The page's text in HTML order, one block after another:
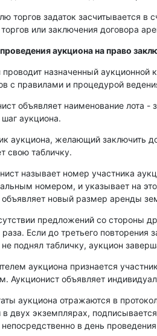
торгов задаток засчитывается в
торгов или заключения договора
аукциона на право
проводит назначенный
с правилами и процедурой
объявляет наименование лота
аукциона.
аукциона, желающий заключить
свою табличку.
называет номер участника
номером, и указывает на
новый размер аренды
предложений со стороны
Если до третьего повторения
поднял табличку, аукцион
аукциона признается
Аукционист объявляет
аукциона отражаются в
в двух экземплярах,
в день